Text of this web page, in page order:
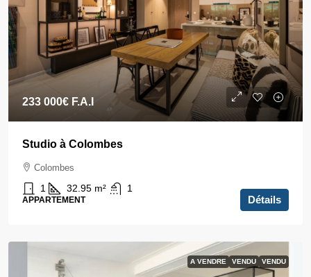
233 000€ F.A.I
Studio à Colombes
Colombes
1 32.95 m² 1
APPARTEMENT Détails
A VENDRE VENDU VENDU